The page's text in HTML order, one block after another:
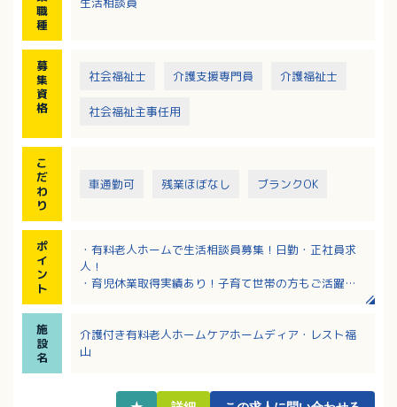
※看取り時に家族対応の為に夜間帯対応（可能な方）
職
種
募
集
資
格
社会福祉士 介護支援専門員 介護福祉士
社会福祉主事任用
こ
だ
わ
り
車通勤可 残業ほぼなし ブランクOK
ポ
イ
ン
ト
・有料老人ホームで生活相談員募集！日勤・正社員求
人！
・育児休業取得実績あり！子育て世帯の方もご活躍中
す
・スタッフはベテラン、中堅、若手との風通しもよ
施
設
名
介護付き有料老人ホームケアホームディア・レスト福
山